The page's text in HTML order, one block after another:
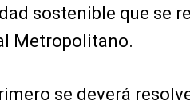
sostenible que se
Metropolitano.
se deverá